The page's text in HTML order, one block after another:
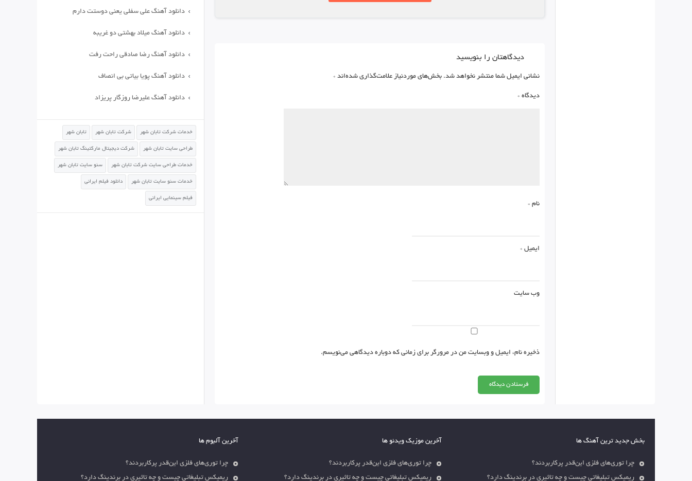
دیدگاهتان را بنویسید
نشانی ایمیل شما منتشر نخواهد شد. بخش‌های موردنیاز علامت‌گذاری شده‌اند *
دیدگاه *
نام *
ایمیل *
وب‌ سایت
ذخیره نام، ایمیل و وبسایت من در مرورگر برای زمانی که دوباره دیدگاهی می‌نویسم.
دانلود آهنگ علی سفلی یعنی دوستت دارم
دانلود آهنگ میلاد بهشتی دو غریبه
دانلود آهنگ رضا صادقی راحت رفت
دانلود آهنگ پویا بیاتی بی انصاف
دانلود آهنگ علیرضا روزگار پریزاد
خدمات شرکت تابان شهر شرکت تابان شهر تابان شهر
طراحی سایت تابان شهر شرکت دیجیتال مارکتینگ تابان شهر
خدمات طراحی سایت شرکت تابان شهر سئو سایت تابان شهر
خدمات سئو سایت تابان شهر دانلود فیلم ایرانی
فیلم سینمایی ایرانی
بخش جدید ترین آهنگ ها
چرا توری‌های فلزی این‌قدر پرکاربردند؟
ریمیکس تبلیغاتی چیست و چه تاثیری در برندینگ دارد؟
آخرین موزیک ویدئو ها
چرا توری‌های فلزی این‌قدر پرکاربردند؟
ریمیکس تبلیغاتی چیست و چه تاثیری در برندینگ دارد؟
آخرین آلبوم ها
چرا توری‌های فلزی این‌قدر پرکاربردند؟
ریمیکس تبلیغاتی چیست و چه تاثیری در برندینگ دارد؟